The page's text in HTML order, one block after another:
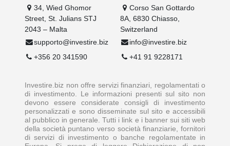
34, Wied Ghomor
Street, St. Julians STJ
2043 – Malta
supporto@investire.biz
+356 20 341590
Corso San Gottardo
8A, 6830 Chiasso,
Switzerland
info@investire.biz
+41 91 9228171
Investire.biz non offre servizi finanziari, regolamentati o
di investimento. Le informazioni presenti sul sito non
devono essere considerate consigli di investimento
personalizzati e sono disseminate sul sito e accessibili
al pubblico in generale. Tutti i link e i banner sui siti web
della società puntano verso società finanziarie, fornitori
di servizi di investimento o banche regolamentate in